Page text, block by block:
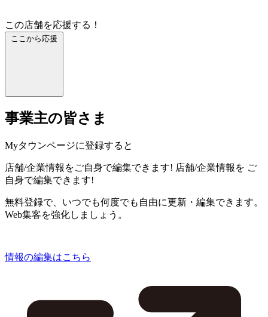
この店舗を応援する！
ここから応援
事業主の皆さま
Myタウンページに登録すると
店舗/企業情報をご自身で編集できます! 店舗/企業情報を ご
自身で編集できます!
無料登録で、いつでも何度でも自由に更新・編集できます。
Web集客を強化しましょう。
情報の編集はこちら